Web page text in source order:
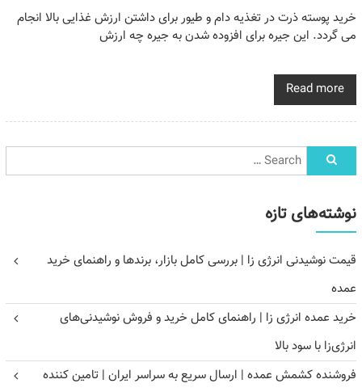
خرید پوسته ذرت در تغذیه دام و طیور برای داشتن ارزش غذایی بالا انجام
می گردد. این جیره برای افزوده شدن به جیره چه ارزش
Read more
نوشته‌های تازه
قیمت نوشیدنی انرژی زا | بررسی کامل بازار، برندها و راهنمای خرید
عمده
خرید عمده انرژی زا | راهنمای کامل خرید و فروش نوشیدنی‌های
انرژی‌زا با سود بالا
فروشنده کشمش عمده | ارسال سریع به سراسر ایران | تامین کننده